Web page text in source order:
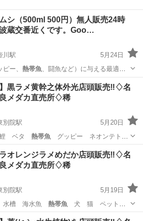
シ（500ml 500円）無人販売24時
蔵交番近くです。Goo…
川駅
5月24日
ー、 熱帯魚、闘魚など）に与える最適な
その他のペット ゾウリムシ
】黒ラメ黄幹之体外光店頭販売‼️♢名
メダカ直売所♢稀
別院駅
5月20日
ド↓ 金魚 鯉 ベタ 熱帯魚 グッピー ネオンテト
その他のペット メダカ
オレンジラメめだか店頭販売‼️♢名
メダカ直売所♢稀
別院駅
5月19日
槽 海水魚 熱帯魚 犬 猫 ペット
別院駅 その他のペット メダカ